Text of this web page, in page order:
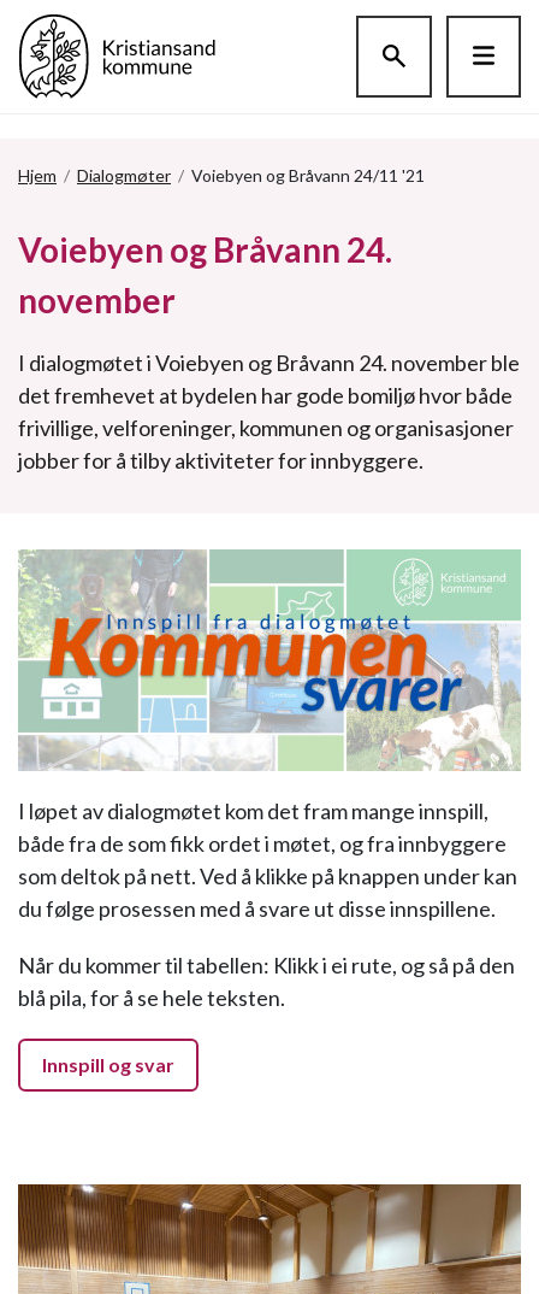
Hjem / Dialogmøter / Voiebyen og Bråvann 24/11 '21
Voiebyen og Bråvann 24.
november
I dialogmøtet i Voiebyen og Bråvann 24. november ble
det fremhevet at bydelen har gode bomiljø hvor både
frivillige, velforeninger, kommunen og organisasjoner
jobber for å tilby aktiviteter for innbyggere.
I løpet av dialogmøtet kom det fram mange innspill,
både fra de som fikk ordet i møtet, og fra innbyggere
som deltok på nett. Ved å klikke på knappen under kan
du følge prosessen med å svare ut disse innspillene.
Når du kommer til tabellen: Klikk i ei rute, og så på den
blå pila, for å se hele teksten.
Innspill og svar